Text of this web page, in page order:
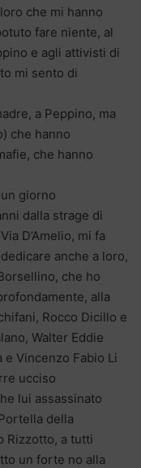
che mi hanno
fare niente, al
e agli attivisti di
mi sento di
a Peppino, ma
che hanno
che hanno
giorno
dalla strage di
D’Amelio, mi fa
anche a loro,
che ho
alla
Rocco Dicillo e
Walter Eddie
e Vincenzo Fabio Li
ucciso
lui assassinato
della
Rizzotto, a tutti
un forte no alla